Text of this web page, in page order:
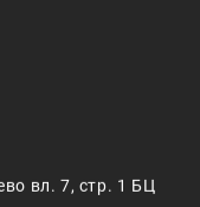
вл. 7, стр. 1 БЦ